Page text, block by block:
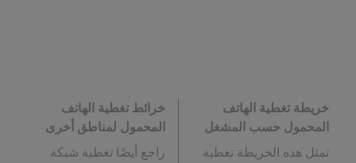
خريطة تغطية الهاتف
المحمول حسب المشغل
تمثل هذه الخريطة تغطية
خرائط تغطية الهاتف
المحمول لمناطق أخرى
راجع أيضًا تغطية شبكة